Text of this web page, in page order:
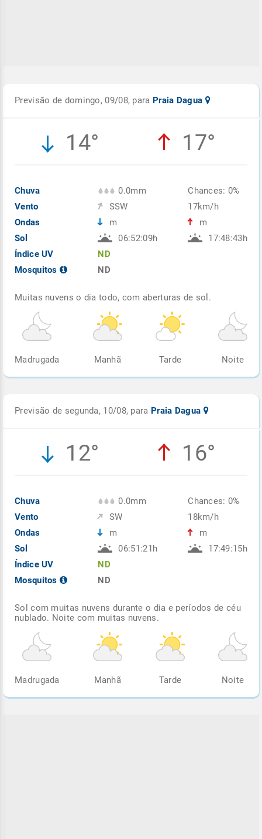
Previsão de domingo, 09/08, para Praia Dagua
14° 17°
Chuva
Vento
Ondas
Sol
Índice UV
Mosquitos
0.0mm
SSW
m
06:52:09h
ND
ND
Chances: 0%
17km/h
m
17:48:43h
Muitas nuvens o dia todo, com aberturas de sol.
Madrugada Manhã Tarde Noite
Previsão de segunda, 10/08, para Praia Dagua
12° 16°
Chuva
Vento
Ondas
Sol
Índice UV
Mosquitos
0.0mm
SW
m
06:51:21h
ND
ND
Chances: 0%
18km/h
m
17:49:15h
Sol com muitas nuvens durante o dia e períodos de céu
nublado. Noite com muitas nuvens.
Madrugada Manhã Tarde Noite